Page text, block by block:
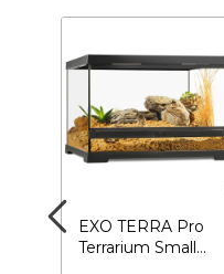
EXO TERRA Pro
Terrarium Small